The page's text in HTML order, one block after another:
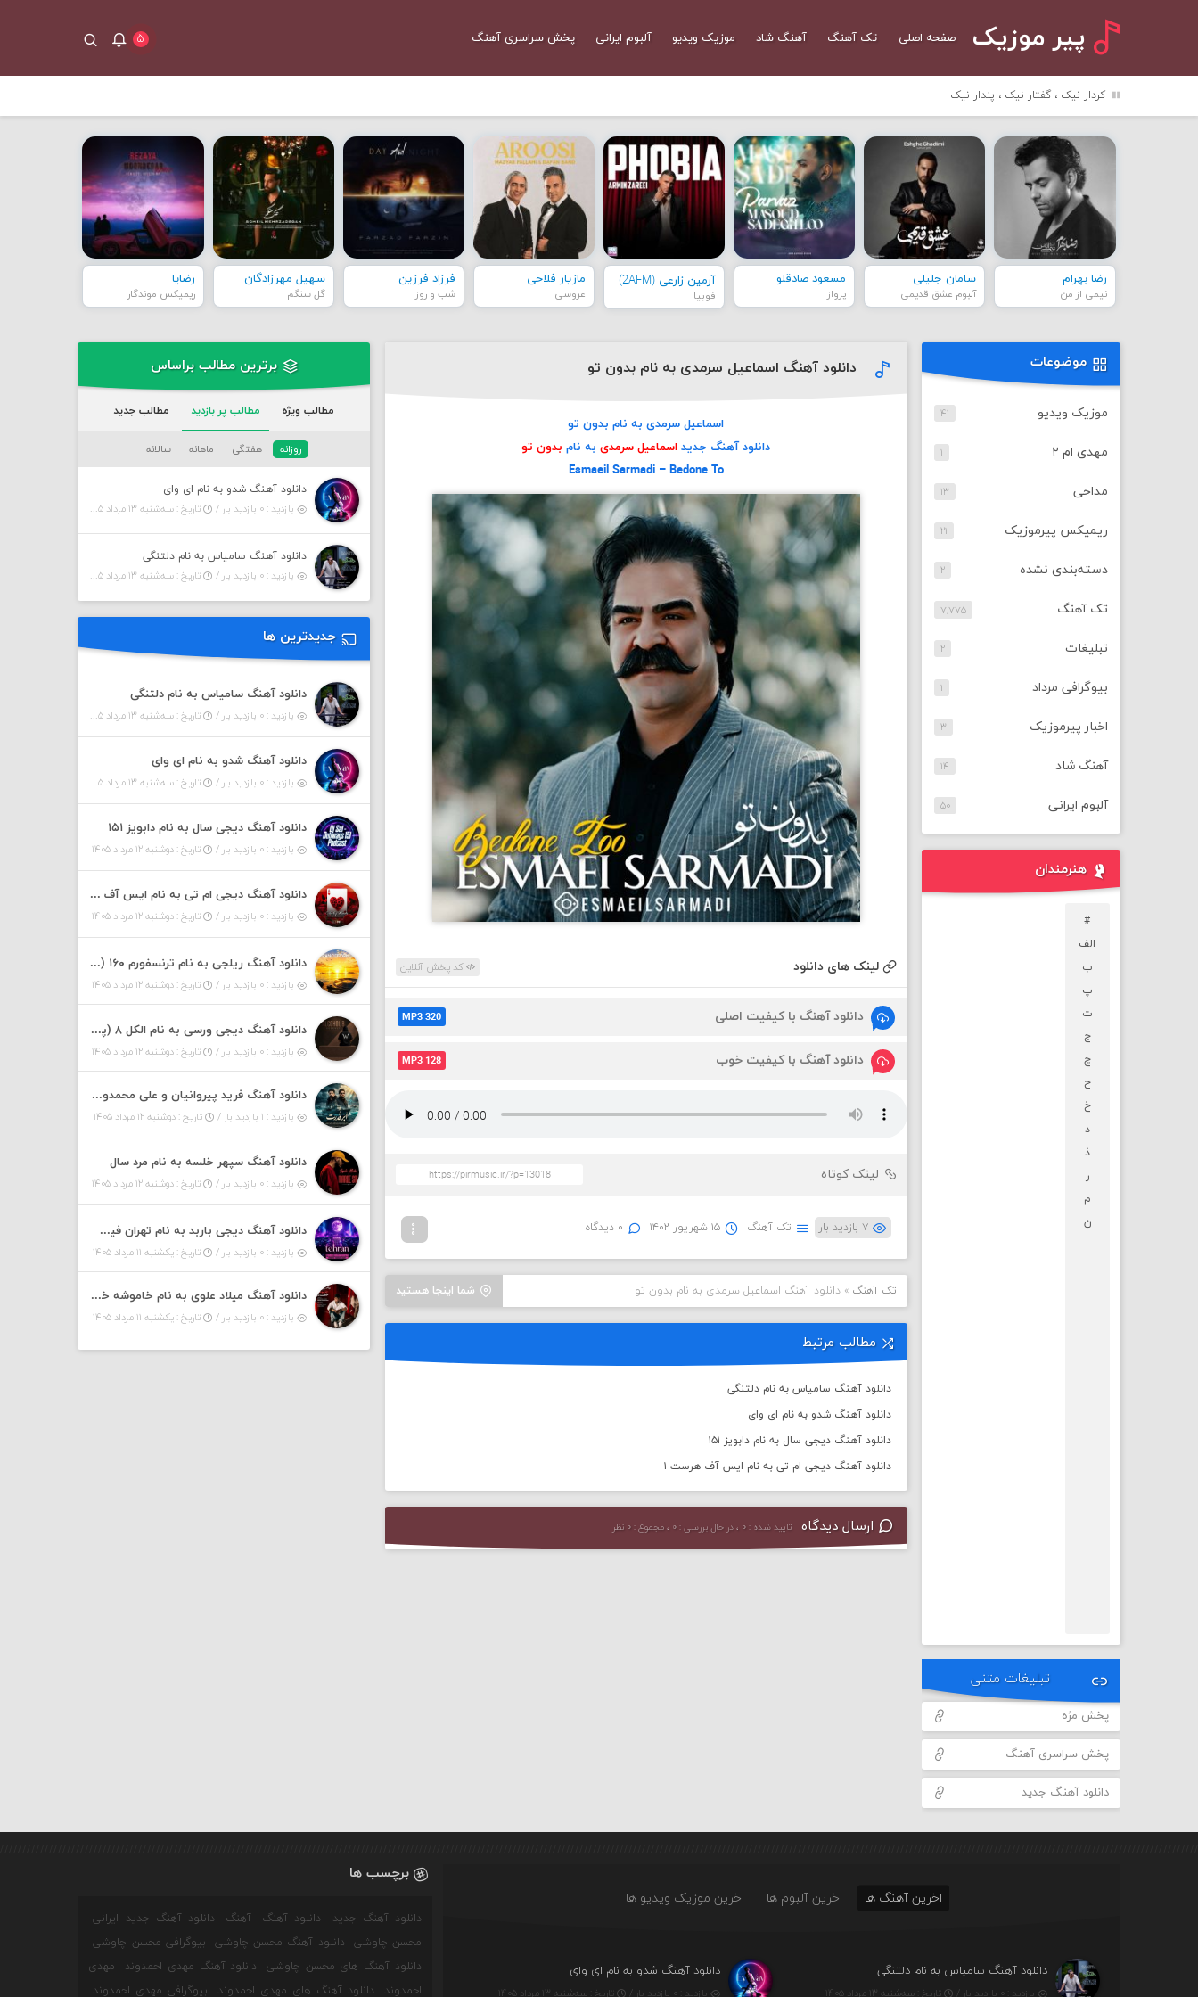
پیر موزیک صفحه اصلی تک آهنگ آهنگ شاد موزیک ویدیو آلبوم ایرانی پخش سراسری آهنگ ۵
کردار نیک ، گفتار نیک ، پندار نیک
رضا بهرام
نیمی از من
سامان جلیلی
آلبوم عشق قدیمی
مسعود صادقلو
پرواز
آرمین زارعی (2AFM)
فوبیا
مازیار فلاحی
عروسی
فرزاد فرزین
شب و روز
سهیل مهرزادگان
گل سنگم
رضایا
ریمیکس موندگار
دانلود آهنگ اسماعیل سرمدی به نام بدون تو
اسماعیل سرمدی به نام بدون تو
دانلود آهنگ جدیداسماعیل سرمدیبه نام بدون تو
Esmaeil Sarmadi – Bedone To
لینک های دانلود کد پخش آنلاین
دانلود آهنگ با کیفیت اصلی MP3 320
دانلود آهنگ با کیفیت خوب MP3 128
لینک کوتاه
۷ بازدید بار تک آهنگ ۱۵ شهریور ۱۴۰۲ ۰ دیدگاه
شما اینجا هستید تک آهنگ »دانلود آهنگ اسماعیل سرمدی به نام بدون تو
مطالب مرتبط
دانلود آهنگ سامیاس به نام دلتنگی
دانلود آهنگ شدو به نام ای وای
دانلود آهنگ دیجی سال به نام دابویز ۱۵۱
دانلود آهنگ دیجی ام تی به نام ایس آف هرست ۱
ارسال دیدگاه تایید شده : ۰ ، در حال بررسی : ۰ ، مجموع : ۰ نظر
موضوعات
موزیک ویدیو ۴۱
مهدی ام ۲ ۱
مداحی ۱۳
ریمیکس پیرموزیک ۲۱
دسته‌بندی نشده ۲
تک آهنگ ۷,۷۷۵
تبلیغات ۲
بیوگرافی مرداد ۱
اخبار پیرموزیک ۳
آهنگ شاد ۱۴
آلبوم ایرانی ۵۰
هنرمندان
#
الف
ب
پ
ت
ج
چ
ح
خ
د
ذ
ر
م
ن
تبلیغات متنی
پخش مژه
پخش سراسری آهنگ
دانلود آهنگ جدید
برترین مطالب براساس
مطالب ویژه مطالب پر بازدید مطالب جدید
روزانه هفتگی ماهانه سالانه
دانلود آهنگ شدو به نام ای وای
بازدید : ۰ بازدید بار /
تاریخ : سه‌شنبه ۱۳ مرداد ۱۴۰۵
دانلود آهنگ سامیاس به نام دلتنگی
بازدید : ۰ بازدید بار /
تاریخ : سه‌شنبه ۱۳ مرداد ۱۴۰۵
جدیدترین ها
دانلود آهنگ سامیاس به نام دلتنگی
بازدید : ۰ بازدید بار / تاریخ : سه‌شنبه ۱۳ مرداد ۱۴۰۵
دانلود آهنگ شدو به نام ای وای
بازدید : ۰ بازدید بار / تاریخ : سه‌شنبه ۱۳ مرداد ۱۴۰۵
دانلود آهنگ دیجی سال به نام دابویز ۱۵۱
بازدید : ۰ بازدید بار / تاریخ : دوشنبه ۱۲ مرداد ۱۴۰۵
دانلود آهنگ دیجی ام تی به نام ایس آف هرست ۱
بازدید : ۰ بازدید بار / تاریخ : دوشنبه ۱۲ مرداد ۱۴۰۵
دانلود آهنگ ریلجی به نام ترنسفورم ۱۶۰ (پادکست)
بازدید : ۰ بازدید بار / تاریخ : دوشنبه ۱۲ مرداد ۱۴۰۵
دانلود آهنگ دیجی ورسی به نام الکل ۸ (پادکست)
بازدید : ۰ بازدید بار / تاریخ : دوشنبه ۱۲ مرداد ۱۴۰۵
دانلود آهنگ فرید پیروانیان و علی محمدوند به نام اَبَر قدرت
بازدید : ۱ بازدید بار / تاریخ : دوشنبه ۱۲ مرداد ۱۴۰۵
دانلود آهنگ سپهر خلسه به نام مرد سال
بازدید : ۰ بازدید بار / تاریخ : دوشنبه ۱۲ مرداد ۱۴۰۵
دانلود آهنگ دیجی باربد به نام تهران فیت ۵۵ (پادکست)
بازدید : ۰ بازدید بار / تاریخ : یکشنبه ۱۱ مرداد ۱۴۰۵
دانلود آهنگ میلاد علوی به نام خاموشه خطت
بازدید : ۰ بازدید بار / تاریخ : یکشنبه ۱۱ مرداد ۱۴۰۵
اخرین آهنگ ها اخرین آلبوم ها اخرین موزیک ویدیو ها
دانلود آهنگ سامیاس به نام دلتنگی
بازدید : ۰ بازدید بار / تاریخ : سه‌شنبه ۱۳ مرداد ۱۴۰۵
دانلود آهنگ شدو به نام ای وای
بازدید : ۰ بازدید بار / تاریخ : سه‌شنبه ۱۳ مرداد ۱۴۰۵
برچسب ها
دانلود آهنگ جدید دانلود آهنگ آهنگ
دانلود آهنگ جدید ایرانی
محسن چاوشی
دانلود آهنگ محسن چاوشی
بیوگرافی محسن چاوشی
دانلود آهنگ های محسن چاوشی
دانلود آهنگ مهدی احمدوند
مهدی
احمدوند
دانلود آهنگ های مهدی احمدوند بیوگرافی مهدی احمدوند